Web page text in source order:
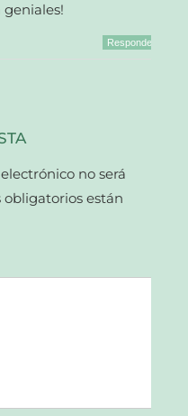
geniales!
Responder
no será
obligatorios están